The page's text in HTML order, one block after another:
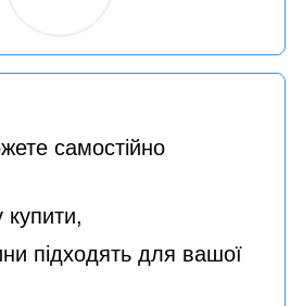
самостійно
купити,
підходять для вашої